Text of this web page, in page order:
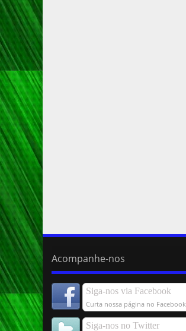
Acompanhe-nos
Siga-nos via Facebook
Curta nossa página no Facebook
Siga-nos no Twitter